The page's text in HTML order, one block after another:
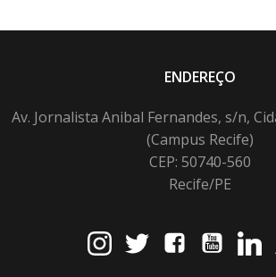
ENDEREÇO
Av. Jornalista Anibal Fernandes, s/n,
(Campus Recife)
CEP: 50740-560
Recife/PE